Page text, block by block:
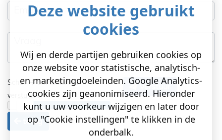
Email
Schuif
om te kunnen
versturen!
Verstuur
terug
Deze website gebruikt
cookies
Wij en derde partijen gebruiken cookies op
onze website voor statistische, analytisch-
en marketingdoeleinden. Google Analytics-
cookies zijn geanonimiseerd. Hieronder
kunt u uw voorkeur wijzigen en later door
op "Cookie instellingen" te klikken in de
onderbalk.